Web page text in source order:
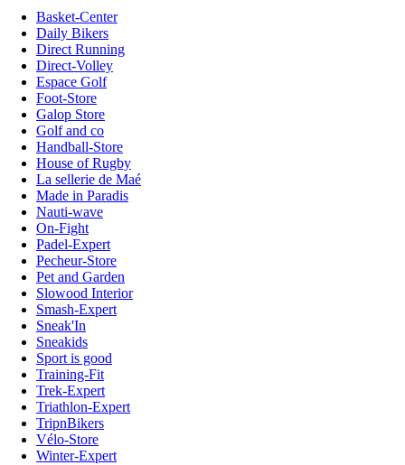
Basket-Center
Daily Bikers
Direct Running
Direct-Volley
Espace Golf
Foot-Store
Galop Store
Golf and co
Handball-Store
House of Rugby
La sellerie de Maé
Made in Paradis
Nauti-wave
On-Fight
Padel-Expert
Pecheur-Store
Pet and Garden
Slowood Interior
Smash-Expert
Sneak'In
Sneakids
Sport is good
Training-Fit
Trek-Expert
Triathlon-Expert
TripnBikers
Vélo-Store
Winter-Expert